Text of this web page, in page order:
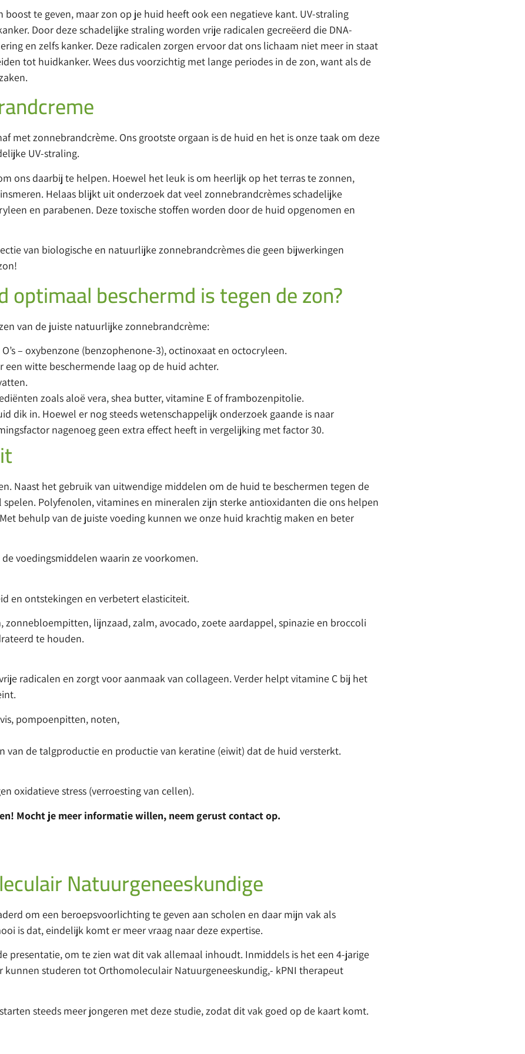
te geven, maar zon op je huid heeft ook een negatieve kant. UV-straling
Door deze schadelijke straling worden vrije radicalen gecreëerd die DNA-
en zelfs kanker. Deze radicalen zorgen ervoor dat ons lichaam niet meer in staat
tot huidkanker. Wees dus voorzichtig met lange periodes in de zon, want als de
met zonnebrandcrème. Ons grootste orgaan is de huid en het is onze taak om deze
UV-straling.
ons daarbij te helpen. Hoewel het leuk is om heerlijk op het terras te zonnen,
Helaas blijkt uit onderzoek dat veel zonnebrandcrèmes schadelijke
en parabenen. Deze toxische stoffen worden door de huid opgenomen en
van biologische en natuurlijke zonnebrandcrèmes die geen bijwerkingen
beschermd is tegen de zon?
van de juiste natuurlijke zonnebrandcrème:
– oxybenzone (benzophenone-3), octinoxaat en octocryleen.
een witte beschermende laag op de huid achter.
zoals aloë vera, shea butter, vitamine E of frambozenpitolie.
dik in. Hoewel er nog steeds wetenschappelijk onderzoek gaande is naar
nagenoeg geen extra effect heeft in vergelijking met factor 30.
Naast het gebruik van uitwendige middelen om de huid te beschermen tegen de
Polyfenolen, vitamines en mineralen zijn sterke antioxidanten die ons helpen
behulp van de juiste voeding kunnen we onze huid krachtig maken en beter
voedingsmiddelen waarin ze voorkomen.
en ontstekingen en verbetert elasticiteit.
zonnebloempitten, lijnzaad, zalm, avocado, zoete aardappel, spinazie en broccoli
te houden.
radicalen en zorgt voor aanmaak van collageen. Verder helpt vitamine C bij het
pompoenpitten, noten,
de talgproductie en productie van keratine (eiwit) dat de huid versterkt.
oxidatieve stress (verroesting van cellen).
Mocht je meer informatie willen, neem gerust contact op.
Natuurgeneeskundige
om een beroepsvoorlichting te geven aan scholen en daar mijn vak als
is dat, eindelijk komt er meer vraag naar deze expertise.
presentatie, om te zien wat dit vak allemaal inhoudt. Inmiddels is het een 4-jarige
studeren tot Orthomoleculair Natuurgeneeskundig,- kPNI therapeut
steeds meer jongeren met deze studie, zodat dit vak goed op de kaart komt.